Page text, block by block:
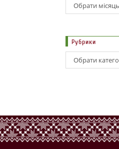
Обрати місяць
Рубрики
Обрати